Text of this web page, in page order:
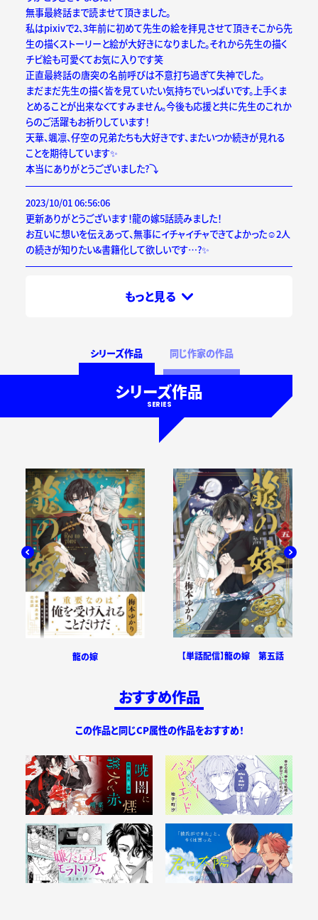
無事最終話まで読ませて頂きました。
私はpixivで2、3年前に初めて先生の絵を拝見させて頂きそこから先
生の描くストーリーと絵が大好きになりました。それから先生の描く
チビ絵も可愛くてお気に入りです笑
正直最終話の唐突の名前呼びは不意打ち過ぎて失神でした。
まだまだ先生の描く皆を見ていたい気持ちでいっぱいです。上手くま
とめることが出来なくてすみません。今後も応援と共に先生のこれか
らのご活躍もお祈りしています！
天華、颯凛、仔空の兄弟たちも大好きです、またいつか続きが見れる
ことを期待しています✨
本当にありがとうございました?⤵︎
2023/10/01 06:56:06
更新ありがとうございます！龍の嫁5話読みました！
お互いに想いを伝えあって、無事にイチャイチャできてよかった☺️2人
の続きが知りたい&書籍化して欲しいです…?✨
もっと見る
シリーズ作品 同じ作家の作品
シリーズ作品
SERIES
龍の嫁 【単話配信】龍の嫁 第五話
おすすめ作品
この作品と同じCP属性の作品をおすすめ！